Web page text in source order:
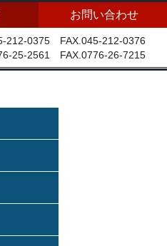
お問い合わせ
212-0375 FAX.045-212-0376
25-2561 FAX.0776-26-7215